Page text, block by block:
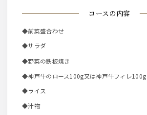
コースの内容
◆前菜盛合わせ
◆サラダ
◆野菜の鉄板焼き
◆神戸牛のロース100g又は神戸牛フィレ100g
◆ライス
◆汁物